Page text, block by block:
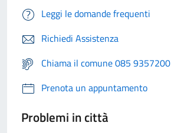
Leggi le domande frequenti
Richiedi Assistenza
Chiama il comune 085 9357200
Prenota un appuntamento
Problemi in città